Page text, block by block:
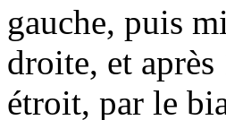
gauche, puis
droite, et
étroit, par le